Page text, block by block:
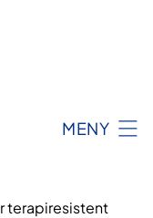
MENY
terapiresistent